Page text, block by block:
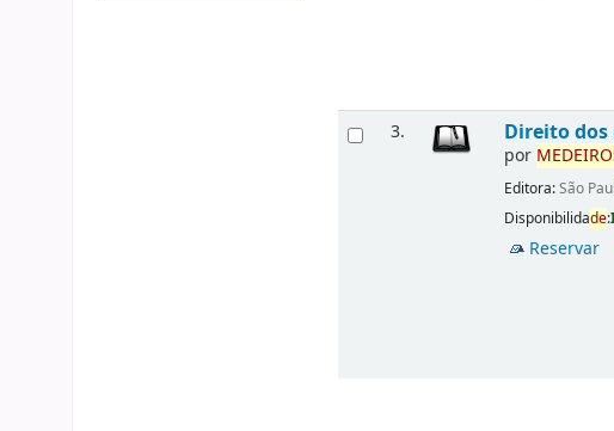
3. Direito
por MEDE
Editora:São
Disponibilidade:
Reservar